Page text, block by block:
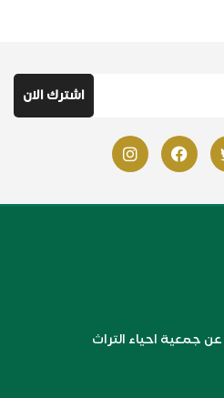
جمعية احياء التراث